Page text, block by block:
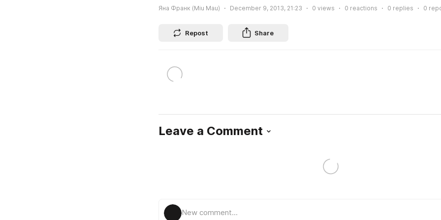
Яна Франк (Miu Mau) December 9, 2013, 21:23 0 views 0 reactions 0 replies 0
Repost Share
Leave a Comment